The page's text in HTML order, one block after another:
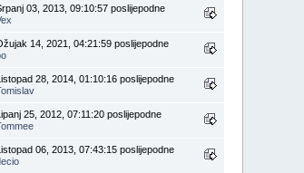
03, 2013, 09:10:57 poslijepodne
14, 2021, 04:21:59 poslijepodne
28, 2014, 01:10:16 poslijepodne
25, 2012, 07:11:20 poslijepodne
06, 2013, 07:43:15 poslijepodne